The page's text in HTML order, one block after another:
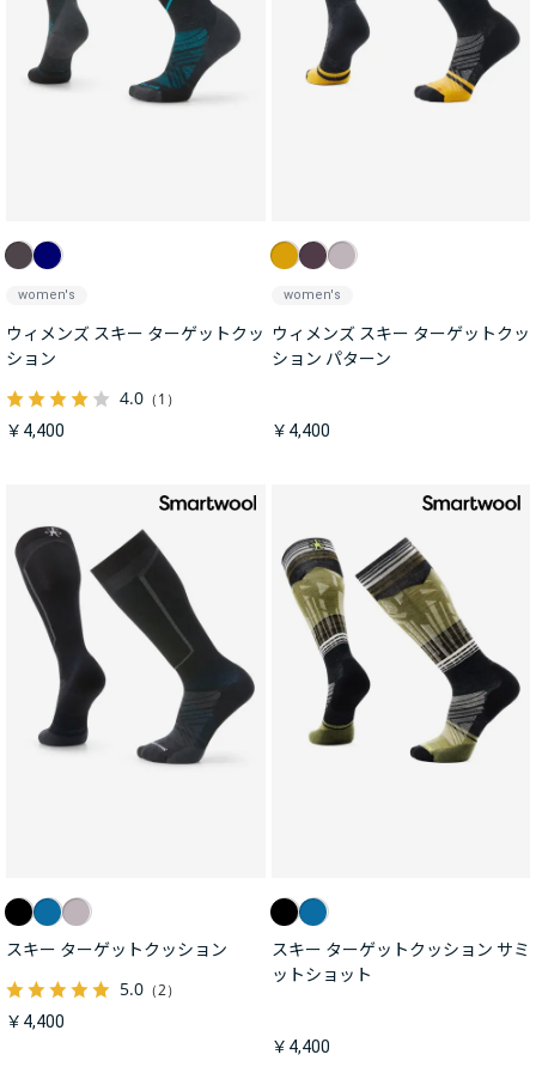
women's
ウィメンズ スキー ターゲットクッ
ション
4.0 （1）
￥4,400
women's
ウィメンズ スキー ターゲットクッ
ション パターン
￥4,400
スキー ターゲットクッション
5.0 （2）
￥4,400
スキー ターゲットクッション サミ
ットショット
￥4,400